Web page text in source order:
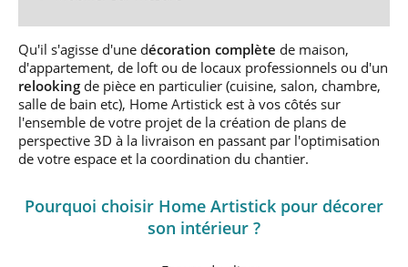
Qu'il s'agisse d'une décoration complète de maison,
d'appartement, de loft ou de locaux professionnels ou d'un
relooking de pièce en particulier (cuisine, salon, chambre,
salle de bain etc), Home Artistick est à vos côtés sur
l'ensemble de votre projet de la création de plans de
perspective 3D à la livraison en passant par l'optimisation
de votre espace et la coordination du chantier.
Pourquoi choisir Home Artistick pour décorer
son intérieur ?